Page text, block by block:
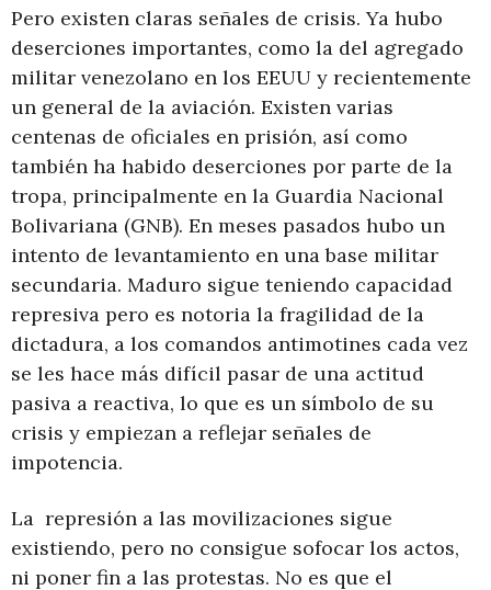
Pero existen claras señales de crisis. Ya hubo
deserciones importantes, como la del agregado
militar venezolano en los EEUU y recientemente
un general de la aviación. Existen varias
centenas de oficiales en prisión, así como
también ha habido deserciones por parte de la
tropa, principalmente en la Guardia Nacional
Bolivariana (GNB). En meses pasados hubo un
intento de levantamiento en una base militar
secundaria. Maduro sigue teniendo capacidad
represiva pero es notoria la fragilidad de la
dictadura, a los comandos antimotines cada vez
se les hace más difícil pasar de una actitud
pasiva a reactiva, lo que es un símbolo de su
crisis y empiezan a reflejar señales de
impotencia.
La represión a las movilizaciones sigue
existiendo, pero no consigue sofocar los actos,
ni poner fin a las protestas. No es que el